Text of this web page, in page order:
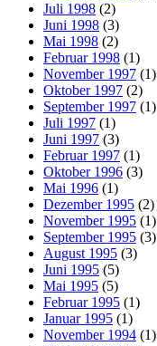
Juli 1998 (2)
Juni 1998 (3)
Mai 1998 (2)
Februar 1998 (1)
November 1997 (1)
Oktober 1997 (2)
September 1997 (1)
Juli 1997 (1)
Juni 1997 (3)
Februar 1997 (1)
Oktober 1996 (3)
Mai 1996 (1)
Dezember 1995 (2)
November 1995 (1)
September 1995 (3)
August 1995 (3)
Juni 1995 (5)
Mai 1995 (5)
Februar 1995 (1)
Januar 1995 (1)
November 1994 (1)